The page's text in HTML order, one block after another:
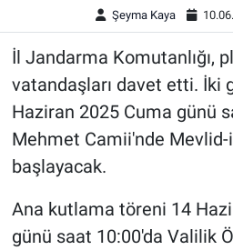
Şeyma Kaya
İl Jandarma Komutanlığı,
vatandaşları davet etti. İki
Haziran 2025 Cuma günü
Mehmet Camii'nde
başlayacak.
Ana kutlama töreni 14
günü saat 10:00'da Valilik